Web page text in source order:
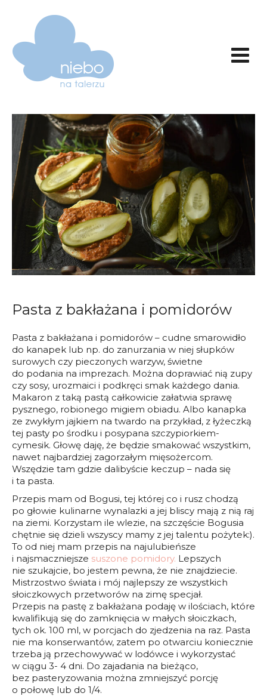
Pasta z bakłażana i pomidorów
Pasta z bakłażana i pomidorów – cudne smarowidło
do kanapek lub np. do zanurzania w niej słupków
surowych czy pieczonych warzyw, świetne
do podania na imprezach. Można doprawiać nią zupy
czy sosy, urozmaici i podkręci smak każdego dania.
Makaron z taką pastą całkowicie załatwia sprawę
pysznego, robionego migiem obiadu. Albo kanapka
ze zwykłym jajkiem na twardo na przykład, z łyżeczką
tej pasty po środku i posypana szczypiorkiem-
cymesik. Głowę daję, że będzie smakować wszystkim,
nawet najbardziej zagorzałym mięsożercom.
Wszędzie tam gdzie dalibyście keczup – nada się
i ta pasta.
Przepis mam od Bogusi, tej której co i rusz chodzą
po głowie kulinarne wynalazki a jej bliscy mają z nią raj
na ziemi. Korzystam ile wlezie, na szczęście Bogusia
chętnie się dzieli wszyscy mamy z jej talentu pożytek:).
To od niej mam przepis na najulubieńsze
i najsmaczniejsze suszone pomidory. Lepszych
nie szukajcie, bo jestem pewna, że nie znajdziecie.
Mistrzostwo świata i mój najlepszy ze wszystkich
słoiczkowych przetworów na zimę specjał.
Przepis na pastę z bakłażana podaję w ilościach, które
kwalifikują się do zamknięcia w małych słoiczkach,
tych ok. 100 ml, w porcjach do zjedzenia na raz. Pasta
nie ma konserwantów, zatem po otwarciu koniecznie
trzeba ją przechowywać w lodówce i wykorzystać
w ciągu 3- 4 dni. Do zajadania na bieżąco,
bez pasteryzowania można zmniejszyć porcję
o połowę lub do 1/4.